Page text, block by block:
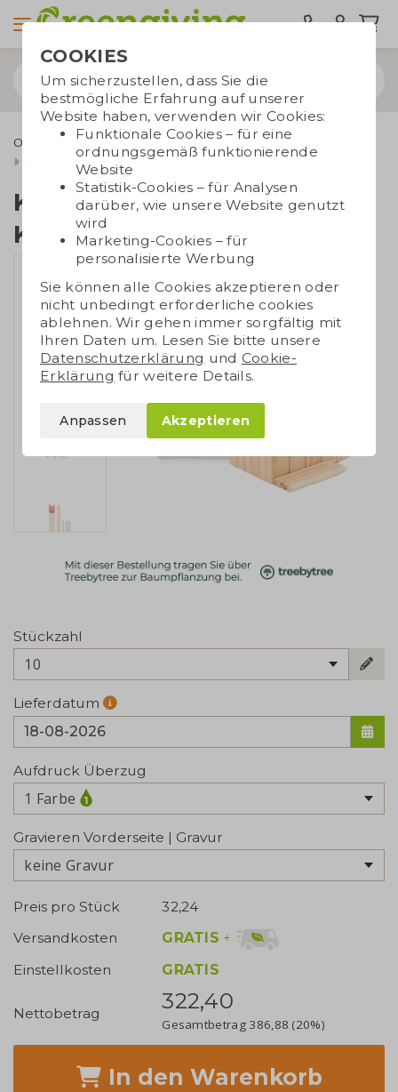
Outdoor & Freizeit Spielzeug und Spiele
Spiele
Kubb-Set aus Kiefernholz
Kubb-Set aus
Kiefernholz
Stückzahl
10
Lieferdatum
Aufdruck Überzug
1 Farbe
Gravieren Vorderseite | Gravur
keine Gravur
Preis pro Stück
32,24
Versandkosten
GRATIS +
Einstellkosten
GRATIS
Nettobetrag 322,40
Gesamtbetrag 386,88 (20%)
In den Warenkorb
COOKIES
Um sicherzustellen, dass Sie die
bestmögliche Erfahrung auf unserer
Website haben, verwenden wir Cookies:
Funktionale Cookies – für eine
ordnungsgemäß funktionierende
Website
Statistik-Cookies – für Analysen
darüber, wie unsere Website genutzt
wird
Marketing-Cookies – für
personalisierte Werbung
Sie können alle Cookies akzeptieren oder
nicht unbedingt erforderliche cookies
ablehnen. Wir gehen immer sorgfältig mit
Ihren Daten um. Lesen Sie bitte unsere
Datenschutzerklärung und Cookie-
Erklärung für weitere Details.
Anpassen Akzeptieren